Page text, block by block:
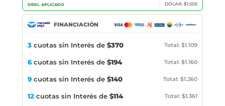
DESC. APLICADO DÓLAR: $1.505
FINANCIACIÓN
3 cuotas sin Interés de $370 Total: $1.109
6cuotas sin Interés de $194 Total: $1.160
9 cuotas sin Interés de $140 Total: $1.260
12 cuotas sin Interés de $114 Total: $1.361